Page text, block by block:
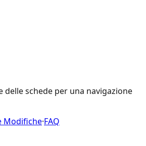
delle schede per una navigazione
Modifiche·FAQ